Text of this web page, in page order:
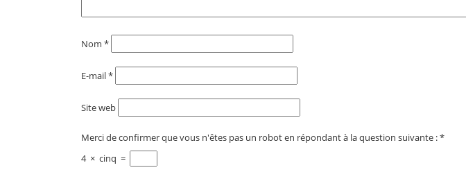
Nom *
E-mail*
Site web
Merci de confirmer que vous n'êtes pas un robot en répondant à la question suivante :*
4 × cinq =